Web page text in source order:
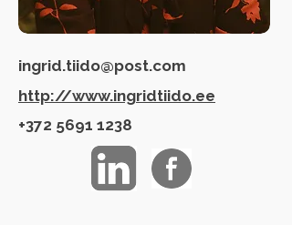
ingrid.tiido@post.com
http://www.ingridtiido.ee
+372 5691 1238